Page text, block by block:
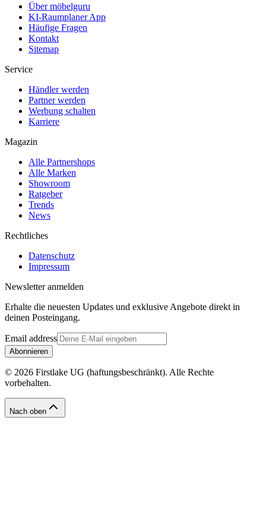
Über möbelguru
KI-Raumplaner App
Häufige Fragen
Kontakt
Sitemap
Service
Händler werden
Partner werden
Werbung schalten
Karriere
Magazin
Alle Partnershops
Alle Marken
Showroom
Ratgeber
Trends
News
Rechtliches
Datenschutz
Impressum
Newsletter anmelden
Erhalte die neuesten Updates und exklusive Angebote direkt in
deinen Posteingang.
Email address
Abonnieren
© 2026 Firstlake UG (haftungsbeschränkt). Alle Rechte
vorbehalten.
Nach oben